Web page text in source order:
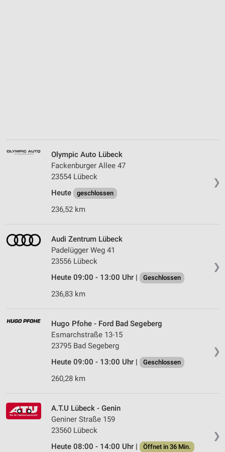
❯
Olympic Auto Lübeck
Fackenburger Allee 47
23554 Lübeck
Heute
geschlossen
236,52 km
❯
Audi Zentrum Lübeck
Padelügger Weg 41
23556 Lübeck
Heute 09:00 - 13:00 Uhr |
Geschlossen
236,83 km
❯
Hugo Pfohe - Ford Bad Segeberg
Esmarchstraße 13-15
23795 Bad Segeberg
Heute 09:00 - 13:00 Uhr |
Geschlossen
260,28 km
❯
A.T.U Lübeck - Genin
Geniner Straße 159
23560 Lübeck
Heute 08:00 - 14:00 Uhr |
Öffnet in 36 Min.